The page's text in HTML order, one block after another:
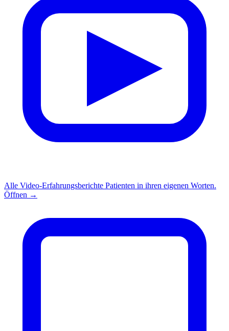
Alle Video-Erfahrungsberichte Patienten in ihren eigenen Worten.
Öffnen →